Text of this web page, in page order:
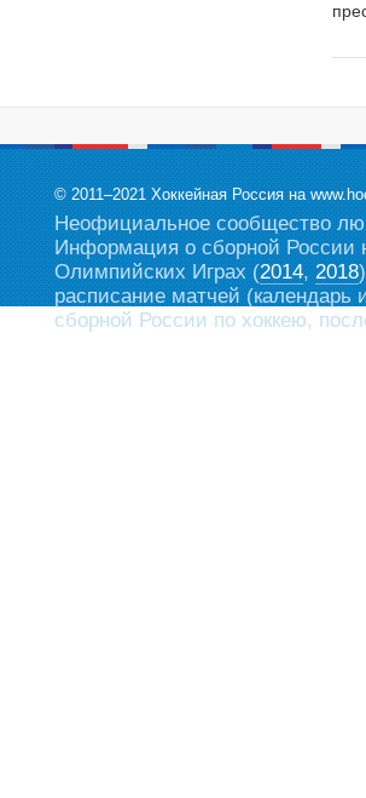
© 2011–2021 Хоккейная Россия на
Неофициальное сообщество
Информация о сборной России
Олимпийских Играх (2014, 2018
расписание матчей (календарь
сборной России по хоккею,